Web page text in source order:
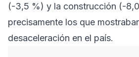
(-3,5 %) y la construcción (-
precisamente los que
desaceleración en el país.